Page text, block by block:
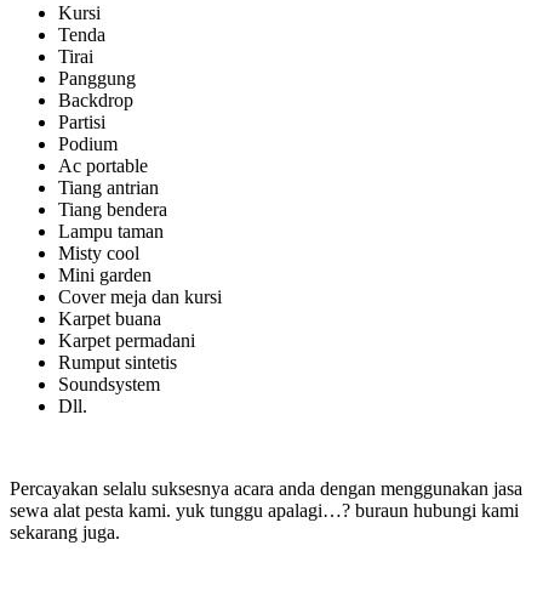
Kursi
Tenda
Tirai
Panggung
Backdrop
Partisi
Podium
Ac portable
Tiang antrian
Tiang bendera
Lampu taman
Misty cool
Mini garden
Cover meja dan kursi
Karpet buana
Karpet permadani
Rumput sintetis
Soundsystem
Dll.
Percayakan selalu suksesnya acara anda dengan menggunakan jasa
sewa alat pesta kami. yuk tunggu apalagi…? buraun hubungi kami
sekarang juga.